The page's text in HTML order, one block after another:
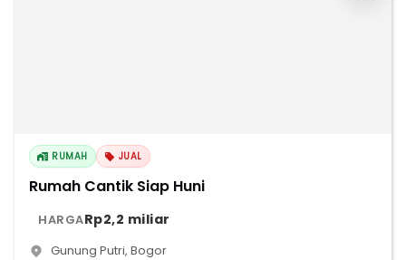
RUMAH JUAL
Rumah Cantik Siap Huni
HARGARp2,2 miliar
Gunung Putri, Bogor